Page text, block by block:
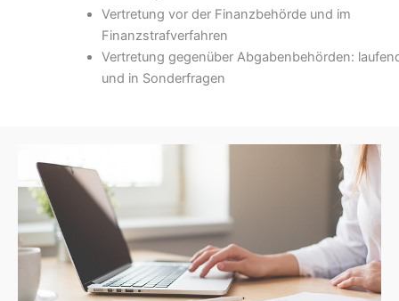
Vertretung vor der Finanzbehörde und im
Finanzstrafverfahren
Vertretung gegenüber Abgabenbehörden:
und in Sonderfragen